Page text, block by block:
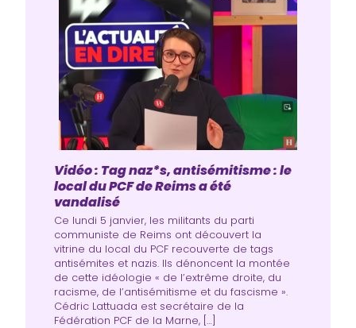
Vidéo : Tag naz*s, antisémitisme : le
local du PCF de Reims a été
vandalisé
Ce lundi 5 janvier, les militants du parti
communiste de Reims ont découvert la
vitrine du local du PCF recouverte de tags
antisémites et nazis. Ils dénoncent la montée
de cette idéologie « de l’extrême droite, du
racisme, de l’antisémitisme et du fascisme ».
Cédric Lattuada est secrétaire de la
Fédération PCF de la Marne, […]